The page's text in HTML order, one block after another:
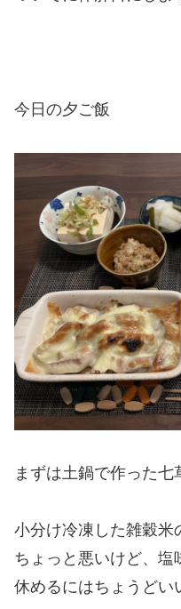
今日の夕ご飯
まずは土鍋で作った七
小分け冷凍した雑穀米
ちょっと悪いけど、塩
休めるにはちょうどい